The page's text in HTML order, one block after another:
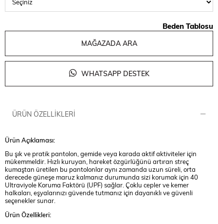
Beden Tablosu
MAĞAZADA ARA
WHATSAPP DESTEK
ÜRÜN ÖZELLIKLERI
Ürün Açıklaması:
Bu şık ve pratik pantolon, gemide veya karada aktif aktiviteler için
mükemmeldir. Hızlı kuruyan, hareket özgürlüğünü artıran streç
kumaştan üretilen bu pantolonlar aynı zamanda uzun süreli, orta
derecede güneşe maruz kalmanız durumunda sizi korumak için 40
Ultraviyole Koruma Faktörü (UPF) sağlar. Çoklu cepler ve kemer
halkaları, eşyalarınızı güvende tutmanız için dayanıklı ve güvenli
seçenekler sunar.
Ürün Özellikleri: